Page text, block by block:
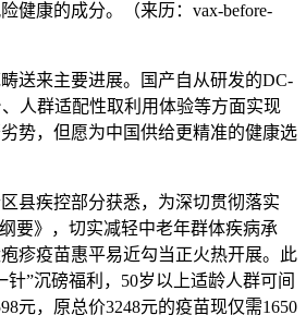
健康的成分。（来历：vax-before-
来主要进展。国产自从研发的DC-
人群适配性取利用体验等方面实现
势，但愿为中国供给更精准的健康选
疾控部分获悉，为深切贯彻落实
纲要》，切实减轻中老年群体疾病承
疹疫苗惠平易近勾当正火热开展。此
针”沉磅福利，50岁以上适龄人群可间
元，原总价3248元的疫苗现仅需1650